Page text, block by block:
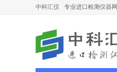
中科汇仪 专业进口检测仪器网